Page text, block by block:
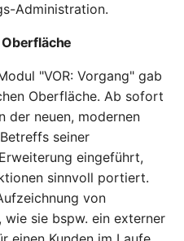
Administration.
"VOR: Vorgang" gab
Oberfläche. Ab sofort
der neuen, modernen
seiner
eingeführt,
sinnvoll portiert.
von
sie bspw. ein externer